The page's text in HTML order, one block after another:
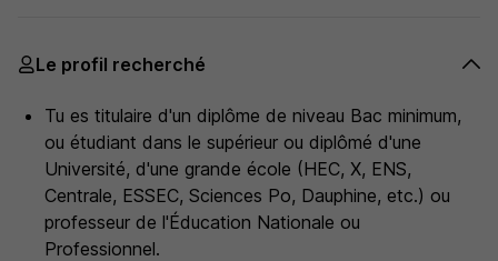
Le profil recherché
Tu es titulaire d'un diplôme de niveau Bac minimum,
ou étudiant dans le supérieur ou diplômé d'une
Université, d'une grande école (HEC, X, ENS,
Centrale, ESSEC, Sciences Po, Dauphine, etc.) ou
professeur de l'Éducation Nationale ou
Professionnel.